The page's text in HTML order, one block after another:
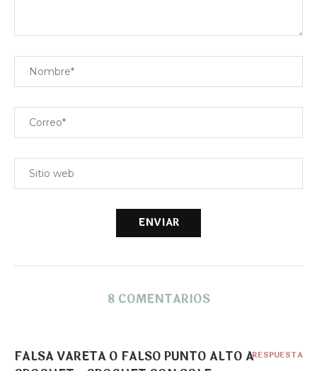
8 COMENTARIOS
FALSA VARETA O FALSO PUNTO ALTO ARESPUESTA